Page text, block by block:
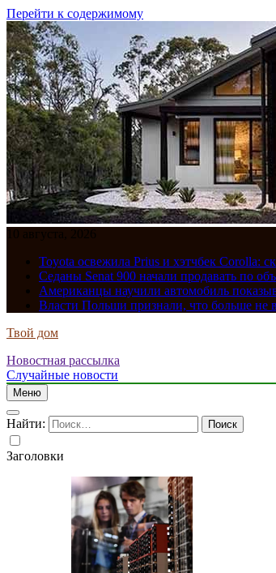
Перейти к содержимому
10 августа, 2026
Toyota освежила Prius и хэтчбек Corolla:
Седаны Senat 900 начали продавать по
Американцы научили автомобиль
Власти Польши признали, что больше не
Твой дом
Новостная рассылка
Случайные новости
Меню
Найти:
Заголовки